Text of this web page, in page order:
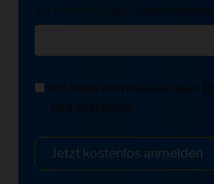
Ich möchte News-Updates
Ich habe die Hinweise zum
und akzeptiert.
Jetzt kostenlos anmelden